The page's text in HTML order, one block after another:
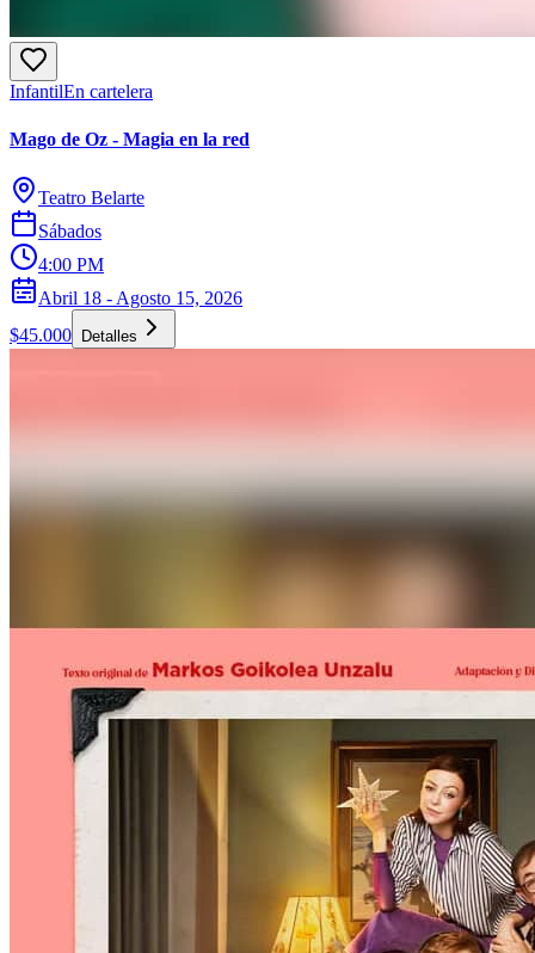
InfantilEn cartelera
Mago de Oz - Magia en la red
Teatro Belarte
Sábados
4:00 PM
Abril 18 - Agosto 15, 2026
$45.000
Detalles